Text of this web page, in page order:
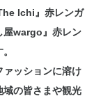
Ichi』赤レンガ
屋wargo』赤レン
ァッションに溶け
域の皆さまや観光